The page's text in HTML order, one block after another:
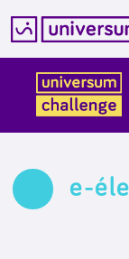
tartalomba
e-